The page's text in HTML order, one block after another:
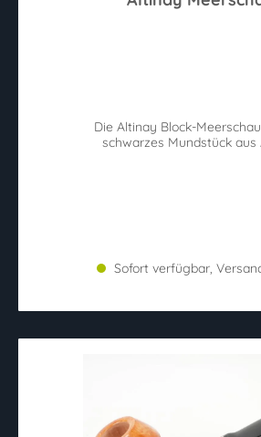
Die Altinay Block-
schwarzes Mundstück
Sofort verfügbar,